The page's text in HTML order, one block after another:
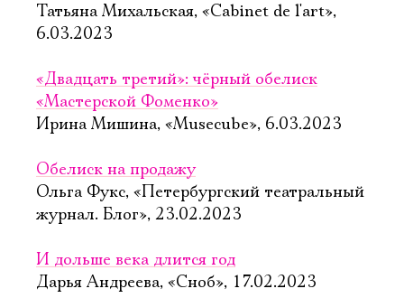
Татьяна Михальская, «Cabinet de l'art»,
6.03.2023
«Двадцать третий»: чёрный обелиск
«Мастерской Фоменко»
Ирина Мишина, «Musecube», 6.03.2023
Обелиск на продажу
Ольга Фукс, «Петербургский театральный
журнал. Блог», 23.02.2023
И дольше века длится год
Дарья Андреева, «Сноб», 17.02.2023